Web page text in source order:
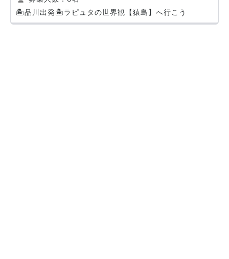
🏝️品川出発🏝️ラピュタの世界観【猿島】へ行こう